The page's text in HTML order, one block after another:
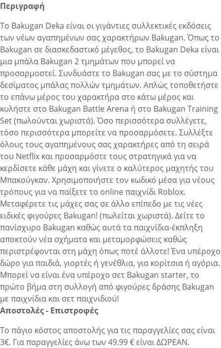
Περιγραφή
Το Bakugan Deka είναι οι γιγάντιες συλλεκτικές εκδόσεις
των νέων αγαπημένων σας χαρακτήρων Bakugan. Όπως το
Bakugan σε διασκεδαστικό μέγεθος, το Bakugan Deka είναι
μια μπάλα Bakugan 2 τμημάτων που μπορεί να
προσαρμοστεί. Συνδυάστε το Bakugan σας με το σύστημα
δεσίματος μπάλας πολλών τμημάτων. Απλώς τοποθετήστε
το επάνω μέρος του χαρακτήρα στο κάτω μέρος και
κυλήστε στο Bakugan Battle Arena ή στο Bakugan Training
Set (πωλούνται χωριστά). Όσο περισσότερα συλλέγετε,
τόσο περισσότερα μπορείτε να προσαρμόσετε. Συλλέξτε
όλους τους αγαπημένους σας χαρακτήρες από τη σειρά
του Netflix και προσαρμόστε τους στρατηγικά για να
κερδίσετε κάθε μάχη και γίνετε ο καλύτερος μαχητής του
Μπακούγκαν. Χρησιμοποιήστε τον κωδικό μέσα για νέους
τρόπους για να παίξετε το online παιχνίδι Roblox.
Μεταφέρετε τις μάχες σας σε άλλο επίπεδο με τις νέες
ειδικές φιγούρες Bakugan! (πωλείται χωριστά). Δείτε το
πανίσχυρο Bakugan καθώς αυτά τα παιχνίδια-έκπληξη
αποκτούν νέα σχήματα και μεταμορφώσεις καθώς
περιστρέφονται στη μάχη όπως ποτέ άλλοτε! Ένα υπέροχο
δώρο για παιδιά, γιορτές ή γενέθλια, για κορίτσια ή αγόρια.
Μπορεί να είναι ένα υπέροχο σετ Bakugan starter, το
πρώτο βήμα στη συλλογή από φιγούρες δράσης Bakugan
με παιχνίδια και σετ παιχνιδιού!
Αποστολές - Επιστροφές
Το πάγιο κόστος αποστολής για τις παραγγελίες σας είναι
3€. Για παραγγελίες άνω των 49.99 € είναι ΔΩΡΕΑΝ.